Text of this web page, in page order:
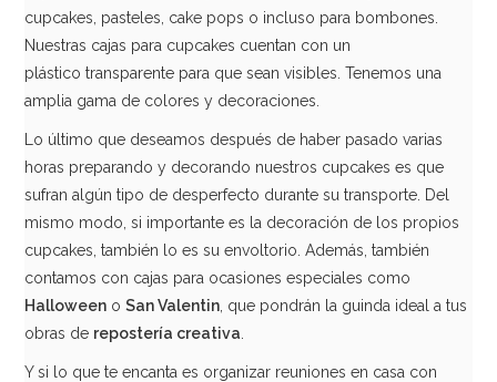
cupcakes, pasteles, cake pops o incluso para bombones.
Nuestras cajas para cupcakes cuentan con un
plástico transparente para que sean visibles. Tenemos una
amplia gama de colores y decoraciones.
Lo último que deseamos después de haber pasado varias
horas preparando y decorando nuestros cupcakes es que
sufran algún tipo de desperfecto durante su transporte. Del
mismo modo, si importante es la decoración de los propios
cupcakes, también lo es su envoltorio. Además, también
contamos con cajas para ocasiones especiales como
Halloween oSan Valentin , que pondrán la guinda ideal a tus
obras de repostería creativa
Y si lo que te encanta es organizar reuniones en casa con